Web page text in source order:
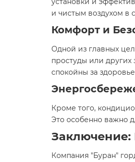
и чистым воздухом в
Комфорт и
Одной из главных
простуды или других
спокойны за
Кроме того,
Это особенно важно
Компания "Буран"